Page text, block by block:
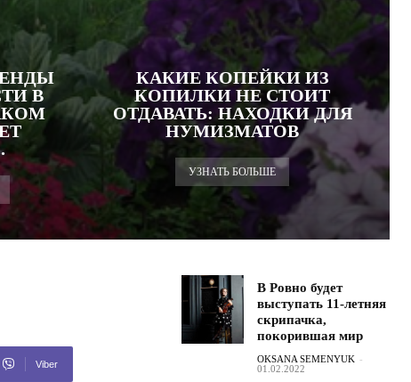
В
КАКИЕ КОПЕЙКИ ИЗ
КОПИЛКИ НЕ СТОИТ
ОТДАВАТЬ: НАХОДКИ ДЛЯ
НУМИЗМАТОВ
УЗНАТЬ БОЛЬШЕ
Viber
В Ровно будет
выступать 11-летняя
скрипачка,
покорившая мир
OKSANA SEMENYUK -
01.02.2022